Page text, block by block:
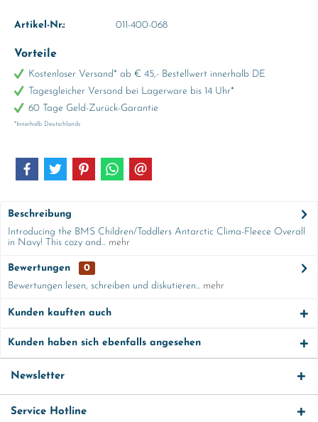
Artikel-Nr.: 011-400-068
Vorteile
Kostenloser Versand* ab € 45,- Bestellwert innerhalb DE
Tagesgleicher Versand bei Lagerware bis 14 Uhr*
60 Tage Geld-Zurück-Garantie
*Innerhalb Deutschlands
Beschreibung
Introducing the BMS Children/Toddlers Antarctic Clima-Fleece Overall
in Navy! This cozy and... mehr
Bewertungen
0
Bewertungen lesen, schreiben und diskutieren... mehr
Kunden kauften auch
Kunden haben sich ebenfalls angesehen
Newsletter
Service Hotline